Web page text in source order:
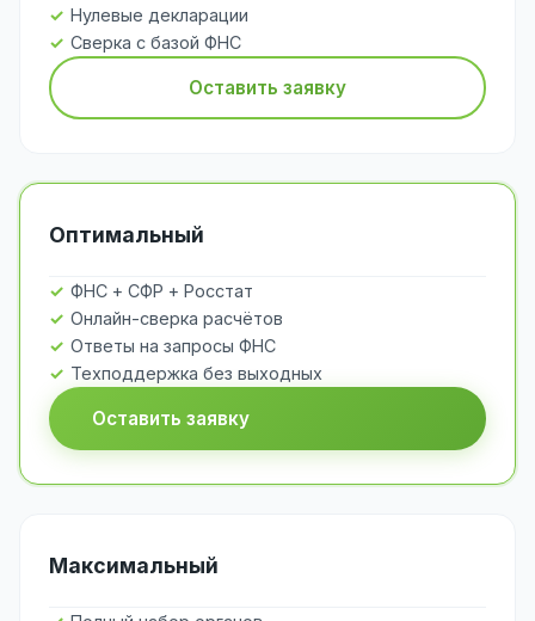
Нулевые декларации
Сверка с базой ФНС
Оставить заявку
Оптимальный
ФНС + СФР + Росстат
Онлайн-сверка расчётов
Ответы на запросы ФНС
Техподдержка без выходных
Оставить заявку
Максимальный